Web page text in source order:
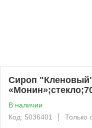
Сироп
В наличии
Код: 5036401
Только